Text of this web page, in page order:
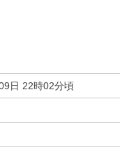
日 22時02分頃